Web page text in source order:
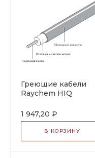
Греющие кабели
Raychem HIQ
1 947,20 ₽
В КОРЗИНУ